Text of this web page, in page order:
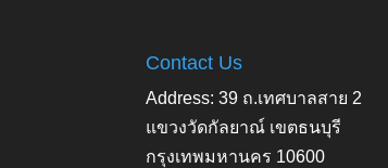
Contact Us
Address: 39 ถ.เทศบาลสาย 2
แขวงวัดกัลยาณ์ เขตธนบุรี
กรุงเทพมหานคร 10600